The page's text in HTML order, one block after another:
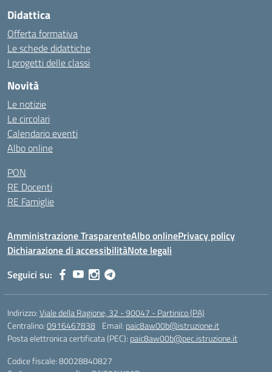
Didattica
Offerta formativa
Le schede didattiche
I progetti delle classi
Novità
Le notizie
Le circolari
Calendario eventi
Albo online
PON
RE Docenti
RE Famiglie
Amministrazione TrasparenteAlbo onlinePrivacy policy
Dichiarazione di accessibilitàNote legali
Seguici su:
Indirizzo:Viale della Ragione, 32 - 90047 - Partinico (PA)
Centralino:0916467838 Email: paic8aw00b@istruzione.it
Posta elettronica certificata (PEC): paic8aw00b@pec.istruzione.it
Codice fiscale: 80028840827